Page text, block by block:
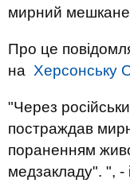
мирний
Про це
на Херсонську
"Через
постраждав
пораненням
медзакладу". ", -